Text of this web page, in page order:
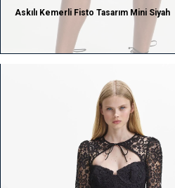
Askılı Kemerli Fisto Tasarım Mini Siyah